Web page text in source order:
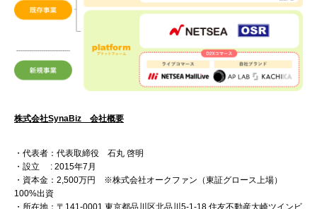
株式会社SynaBiz 会社概要
・代表者：代表取締役 石丸 啓明
・設立 : 2015年7月
・資本金：2,500万円 ※株式会社オークファン（東証グロース上場）
100%出資